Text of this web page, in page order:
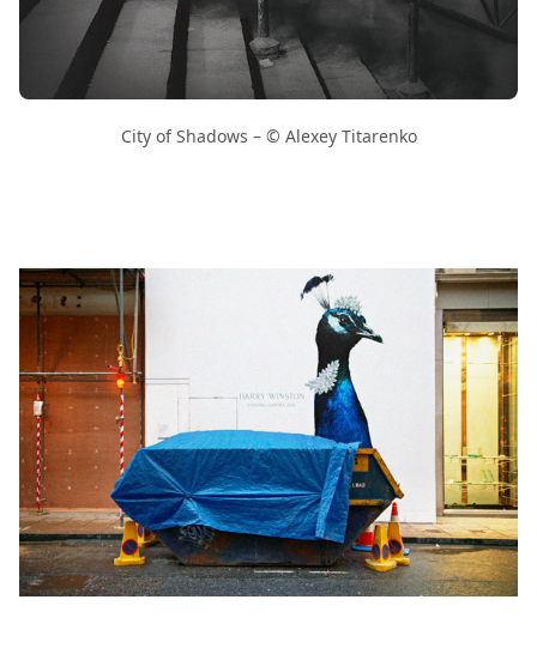
City of Shadows – © Alexey Titarenko